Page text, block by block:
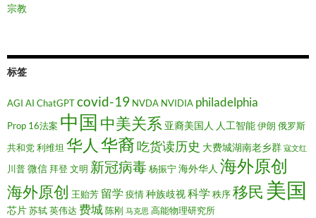
宗教
标签
AGI AI ChatGPTcovid-19 NVDA NVIDIA philadelphia
Prop 16法案 中国 中美关系 亚裔美国人 人工智能伊朗 俄罗斯
共和党利维坦 华人 华裔吃货读历史 大费城湖南老乡群 寇文红
川普微信 拜登文明 新冠病毒杨振宁海外华人 海外原创
海外原创 王贻芳 留学 疫情种族歧视科学 秩序移民 美国
芯片苏轼英伟达 费城陈刚 马克思 高能物理研究所